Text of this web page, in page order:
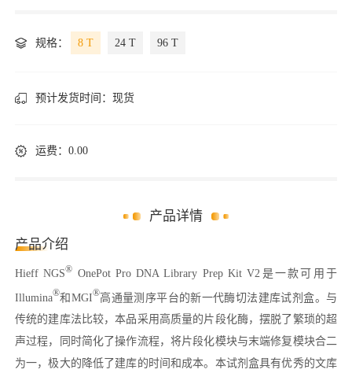
规格： 8 T 24 T 96 T
预计发货时间： 现货
运费：0.00
产品详情
产品介绍
Hieff NGS® OnePot Pro DNA Library Prep Kit V2是一款可用于
Illumina®和MGI®高通量测序平台的新一代酶切法建库试剂盒。与
传统的建库法比较，本品采用高质量的片段化酶，摆脱了繁琐的超
声过程，同时简化了操作流程，将片段化模块与末端修复模块合二
为一，极大的降低了建库的时间和成本。本试剂盒具有优秀的文库